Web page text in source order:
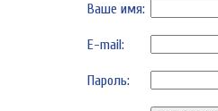
Ваше имя:
E-mail:
Пароль: